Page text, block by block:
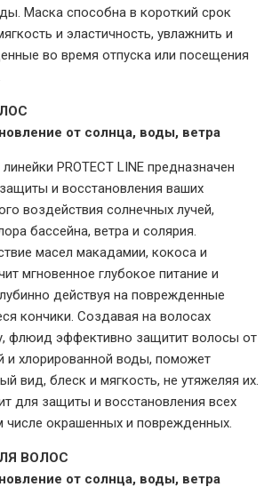
Маска способна в короткий срок
и эластичность, увлажнить и
во время отпуска или посещения
от солнца, воды, ветра
PROTECT LINE предназначен
и восстановления ваших
воздействия солнечных лучей,
бассейна, ветра и солярия.
масел макадамии, кокоса и
мгновенное глубокое питание и
действуя на поврежденные
кончики. Создавая на волосах
флюид эффективно защитит волосы от
и хлорированной воды, поможет
вид, блеск и мягкость, не утяжеляя их.
для защиты и восстановления всех
числе окрашенных и поврежденных.
ВОЛОС
от солнца, воды, ветра